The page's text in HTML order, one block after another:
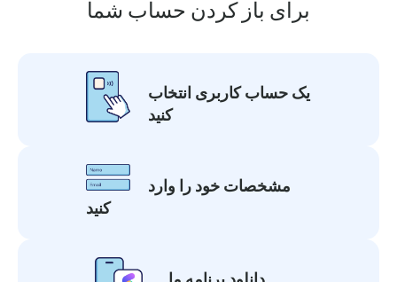
برای باز کردن حساب شما
یک حساب کاربری انتخاب
کنید
مشخصات خود را وارد
کنید